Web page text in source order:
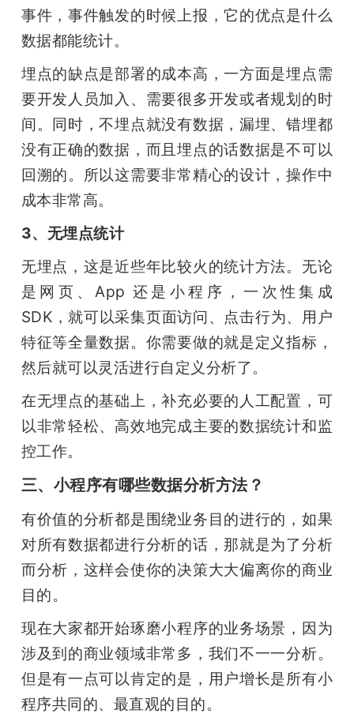
事件，事件触发的时候上报，它的优点是什么
数据都能统计。
埋点的缺点是部署的成本高，一方面是埋点需
要开发人员加入、需要很多开发或者规划的时
间。同时，不埋点就没有数据，漏埋、错埋都
没有正确的数据，而且埋点的话数据是不可以
回溯的。所以这需要非常精心的设计，操作中
成本非常高。
3、无埋点统计
无埋点，这是近些年比较火的统计方法。无论
是网页、App 还是小程序，一次性集成
SDK，就可以采集页面访问、点击行为、用户
特征等全量数据。你需要做的就是定义指标，
然后就可以灵活进行自定义分析了。
在无埋点的基础上，补充必要的人工配置，可
以非常轻松、高效地完成主要的数据统计和监
控工作。
三、小程序有哪些数据分析方法？
有价值的分析都是围绕业务目的进行的，如果
对所有数据都进行分析的话，那就是为了分析
而分析，这样会使你的决策大大偏离你的商业
目的。
现在大家都开始琢磨小程序的业务场景，因为
涉及到的商业领域非常多，我们不一一分析。
但是有一点可以肯定的是，用户增长是所有小
程序共同的、最直观的目的。